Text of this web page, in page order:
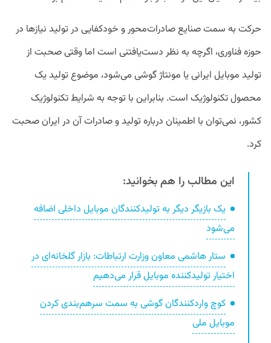
حرکت به سمت صنایع صادرات‌محور و خودکفایی در تولید نیازها در
حوزه فناوری، اگرچه به‌ نظر دست‌یافتنی است اما وقتی صحبت از
تولید موبایل ایرانی یا مونتاژ گوشی می‌شود، موضوع تولید یک
محصول تکنولوژیک است. بنابراین با توجه به شرایط تکنولوژیک
کشور، نمی‌توان با اطمینان درباره تولید و صادرات آن در ایران صحبت
کرد.
این مطالب را هم بخوانید:
یک بازیگر دیگر به تولیدکنندگان موبایل داخلی اضافه
می‌شود
ستار هاشمی معاون وزارت ارتباطات: بازار گلخانه‌ای در
اختیار تولیدکننده موبایل قرار می‌دهیم
کوچ واردکنندگان گوشی به سمت سرهم‌بندی کردن
موبایل ملی